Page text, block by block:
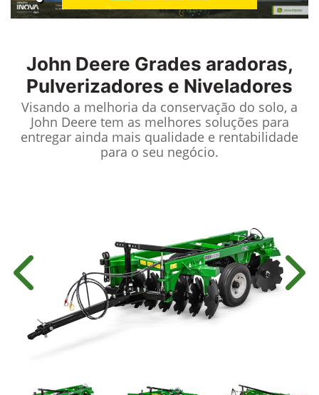
John Deere Grades aradoras,
Pulverizadores e Niveladores
Visando a melhoria da conservação do solo, a
John Deere tem as melhores soluções para
entregar ainda mais qualidade e rentabilidade
para o seu negócio.
Anterior